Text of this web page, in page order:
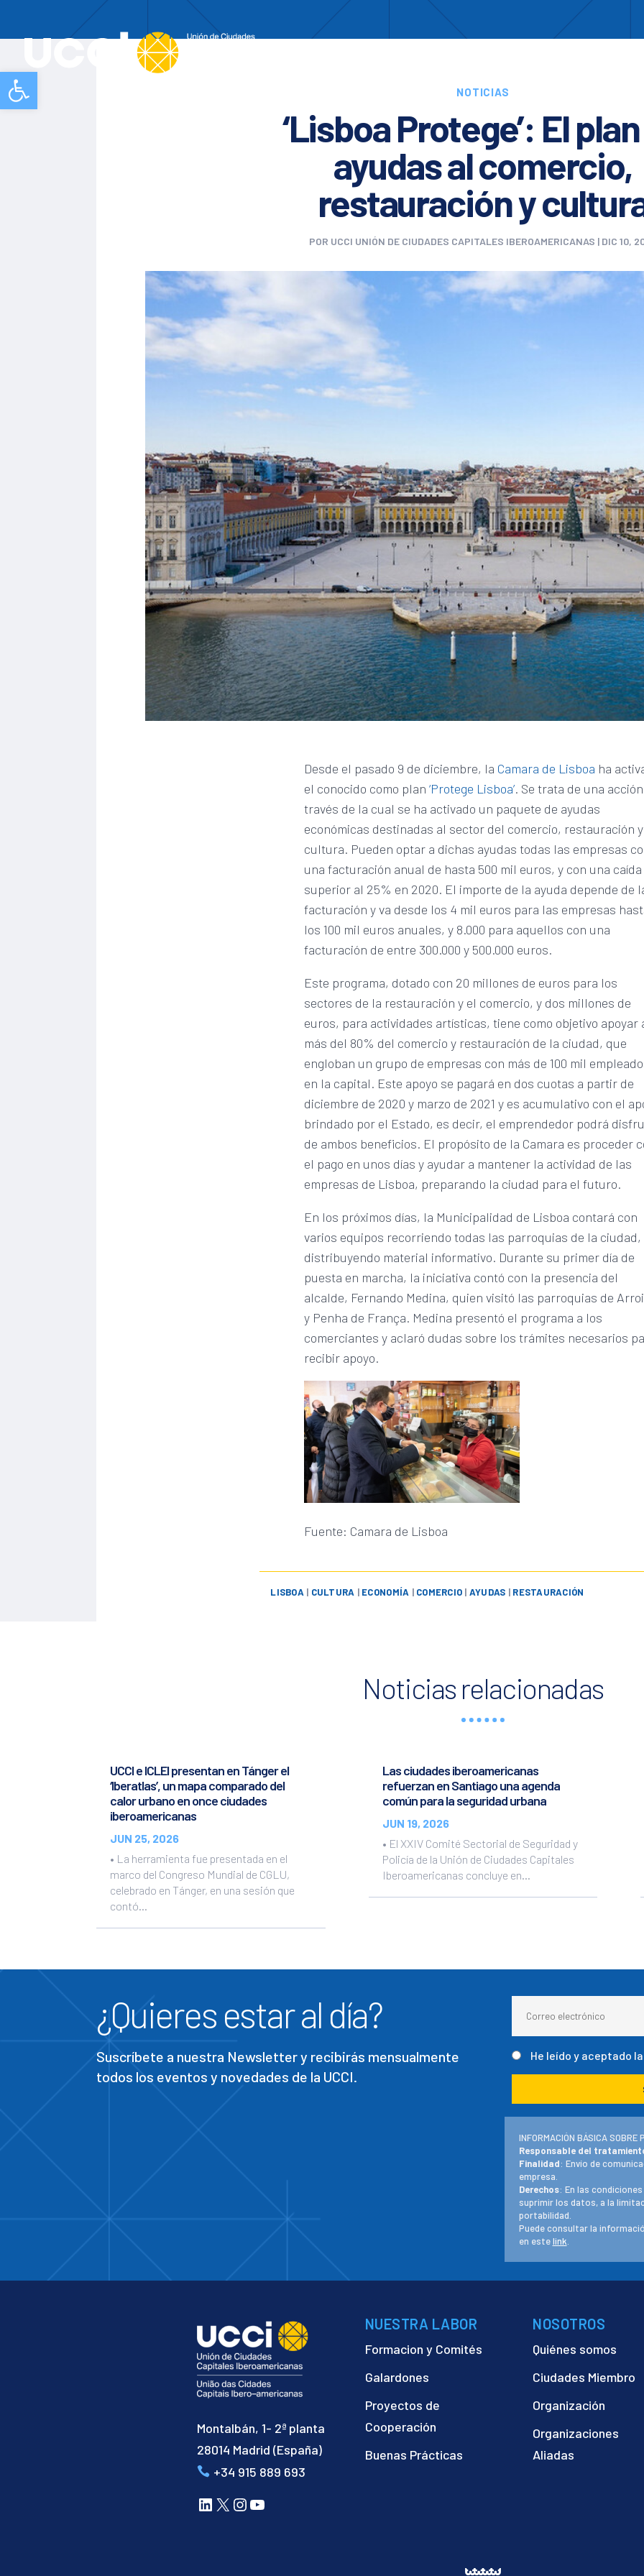
Abrir barra de herramientas NOTICIAS
‘Lisboa Protege’: El
ayudas al comercio,
restauración y
POR UCCI UNIÓN DE CIUDADES CAPITALES IBEROAMERICANAS | DIC 10,
Desde el pasado 9 de diciembre, la Camara de Lisboa ha
el conocido como plan‘Protege Lisboa’. Se trata de una
través de la cual se ha activado un paquete de ayudas
económicas destinadas al sector del comercio, restauración y
cultura. Pueden optar a dichas ayudas todas las empresas
una facturación anual de hasta 500 mil euros, y con una caída
superior al 25% en 2020. El importe de la ayuda depende de
facturación y va desde los 4 mil euros para las empresas
los 100 mil euros anuales, y 8.000 para aquellos con una
facturación de entre 300.000 y 500.000 euros.
Este programa, dotado con 20 millones de euros para los
sectores de la restauración y el comercio, y dos millones de
euros, para actividades artísticas, tiene como objetivo apoyar
más del 80% del comercio y restauración de la ciudad, que
engloban un grupo de empresas con más de 100 mil
en la capital. Este apoyo se pagará en dos cuotas a partir de
diciembre de 2020 y marzo de 2021 y es acumulativo con el
brindado por el Estado, es decir, el emprendedor podrá
de ambos beneficios. El propósito de la Camara es proceder
el pago en unos días y ayudar a mantener la actividad de las
empresas de Lisboa, preparando la ciudad para el futuro.
En los próximos días, la Municipalidad de Lisboa contará con
varios equipos recorriendo todas las parroquias de la ciudad,
distribuyendo material informativo. Durante su primer día de
puesta en marcha, la iniciativa contó con la presencia del
alcalde, Fernando Medina, quien visitó las parroquias de
y Penha de França. Medina presentó el programa a los
comerciantes y aclaró dudas sobre los trámites necesarios
recibir apoyo.
Fuente: Camara de Lisboa
LISBOA | CULTURA | ECONOMÍA | COMERCIO | AYUDAS | RESTAURACIÓN
Noticias relacionadas
UCCI e ICLEI presentan en Tánger el
‘Iberatlas’, un mapa comparado del
calor urbano en once ciudades
iberoamericanas
JUN 25, 2026
• La herramienta fue presentada en el
marco del Congreso Mundial de CGLU,
celebrado en Tánger, en una sesión que
contó...
Las ciudades iberoamericanas
refuerzan en Santiago una agenda
común para la seguridad urbana
JUN 19, 2026
• El XXIV Comité Sectorial de Seguridad y
Policía de la Unión de Ciudades Capitales
Iberoamericanas concluye en...
¿Quieres estar al día?
Suscríbete a nuestra Newsletter y recibirás mensualmente
todos los eventos y novedades de la UCCI.
He leído y aceptado la
INFORMACIÓN BÁSICA SOBRE
Responsable del
Finalidad: Envío de
empresa.
Derechos: En las
suprimir los datos, a la
portabilidad.
Puede consultar la
en estelink
Montalbán, 1- 2ª planta
28014 Madrid (España)
+34 915 889 693
LinkedIn
X Instagram
YouTube
NUESTRA LABOR
Formacion y Comités
Galardones
Proyectos de
Cooperación
Buenas Prácticas
NOSOTROS
Quiénes somos
Ciudades Miembro
Organización
Organizaciones
Aliadas